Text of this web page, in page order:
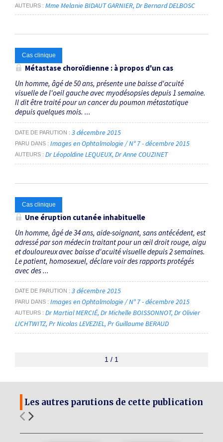
AUTEURS Mme Melanie BIDAUT GARNIER Dr Bernard DELBOSC
Cas clinique
Métastase choroïdienne : à propos d'un cas
Un homme, âgé de 50 ans, présente une baisse d'acuité
visuelle de l'oeil gauche avec myodésopsies depuis 1 semaine.
Il dit être traité pour un cancer du poumon métastatique
depuis quelques mois. ...
DATE DE PARUTION 3 décembre 2015
PARU DANS Images en Ophtalmologie / N° 7 - décembre 2015
AUTEURS Dr Léopoldine LEQUEUX Dr Anne COUZINET
Cas clinique
Une éruption cutanée inhabituelle
Un homme, âgé de 34 ans, aide-soignant, sans antécédent, est
adressé par son médecin traitant pour un œil droit rouge, aigu
et douloureux avec baisse d'acuité visuelle depuis 2 semaines.
Le patient, homosexuel, déclare voir des rapports protégés
avec des ...
DATE DE PARUTION 3 décembre 2015
PARU DANS Images en Ophtalmologie / N° 7 - décembre 2015
AUTEURS Dr Martial MERCIÉ Dr Michelle BOISSONNOT Dr Olivier
LICHTWITZ Pr Nicolas LEVEZIEL Pr Guillaume BERAUD
1 / 1
Les autres parutions de cette publication